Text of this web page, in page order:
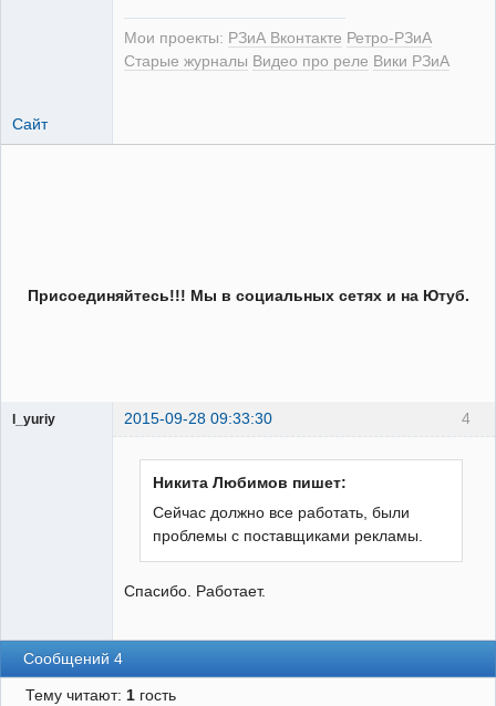
Мои проекты: РЗиА Вконтакте Ретро-РЗиА
Старые журналы Видео про реле Вики РЗиА
Сайт
Присоединяйтесь!!! Мы в социальных сетях и на Ютуб.
4
l_yuriy 2015-09-28 09:33:30
Никита Любимов пишет:
Сейчас должно все работать, были
проблемы с поставщиками рекламы.
Спасибо. Работает.
Сообщений 4
Тему читают: 1гость